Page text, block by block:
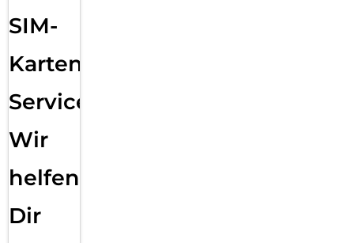
SIM-
Karten
Service:
Wir
helfen
Dir